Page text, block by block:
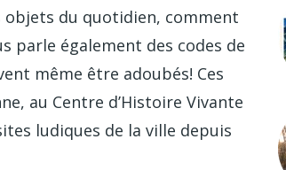
du quotidien, comment
parle également des codes de
même être adoubés! Ces
au Centre d’Histoire Vivante
ludiques de la ville depuis